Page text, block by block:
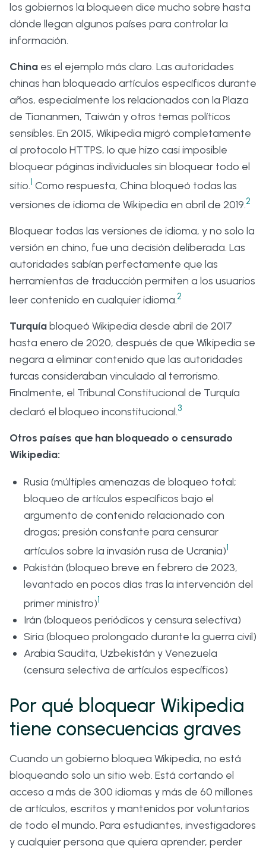
los gobiernos la bloqueen dice mucho sobre hasta
dónde llegan algunos países para controlar la
información.
China es el ejemplo más claro. Las autoridades
chinas han bloqueado artículos específicos durante
años, especialmente los relacionados con la Plaza
de Tiananmen, Taiwán y otros temas políticos
sensibles. En 2015, Wikipedia migró completamente
al protocolo HTTPS, lo que hizo casi imposible
bloquear páginas individuales sin bloquear todo el
sitio.1 Como respuesta, China bloqueó todas las
versiones de idioma de Wikipedia en abril de 2019.2
Bloquear todas las versiones de idioma, y no solo la
versión en chino, fue una decisión deliberada. Las
autoridades sabían perfectamente que las
herramientas de traducción permiten a los usuarios
leer contenido en cualquier idioma.2
Turquía bloqueó Wikipedia desde abril de 2017
hasta enero de 2020, después de que Wikipedia se
negara a eliminar contenido que las autoridades
turcas consideraban vinculado al terrorismo.
Finalmente, el Tribunal Constitucional de Turquía
declaró el bloqueo inconstitucional.3
Otros países que han bloqueado o censurado
Wikipedia:
Rusia (múltiples amenazas de bloqueo total;
bloqueo de artículos específicos bajo el
argumento de contenido relacionado con
drogas; presión constante para censurar
artículos sobre la invasión rusa de Ucrania)1
Pakistán (bloqueo breve en febrero de 2023,
levantado en pocos días tras la intervención del
primer ministro)1
Irán (bloqueos periódicos y censura selectiva)
Siria (bloqueo prolongado durante la guerra civil)
Arabia Saudita, Uzbekistán y Venezuela
(censura selectiva de artículos específicos)
Por qué bloquear Wikipedia
tiene consecuencias graves
Cuando un gobierno bloquea Wikipedia, no está
bloqueando solo un sitio web. Está cortando el
acceso a más de 300 idiomas y más de 60 millones
de artículos, escritos y mantenidos por voluntarios
de todo el mundo. Para estudiantes, investigadores
y cualquier persona que quiera aprender, perder